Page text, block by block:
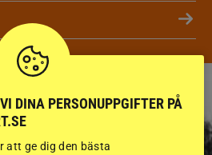
DINA PERSONUPPGIFTER PÅ
att ge dig den bästa